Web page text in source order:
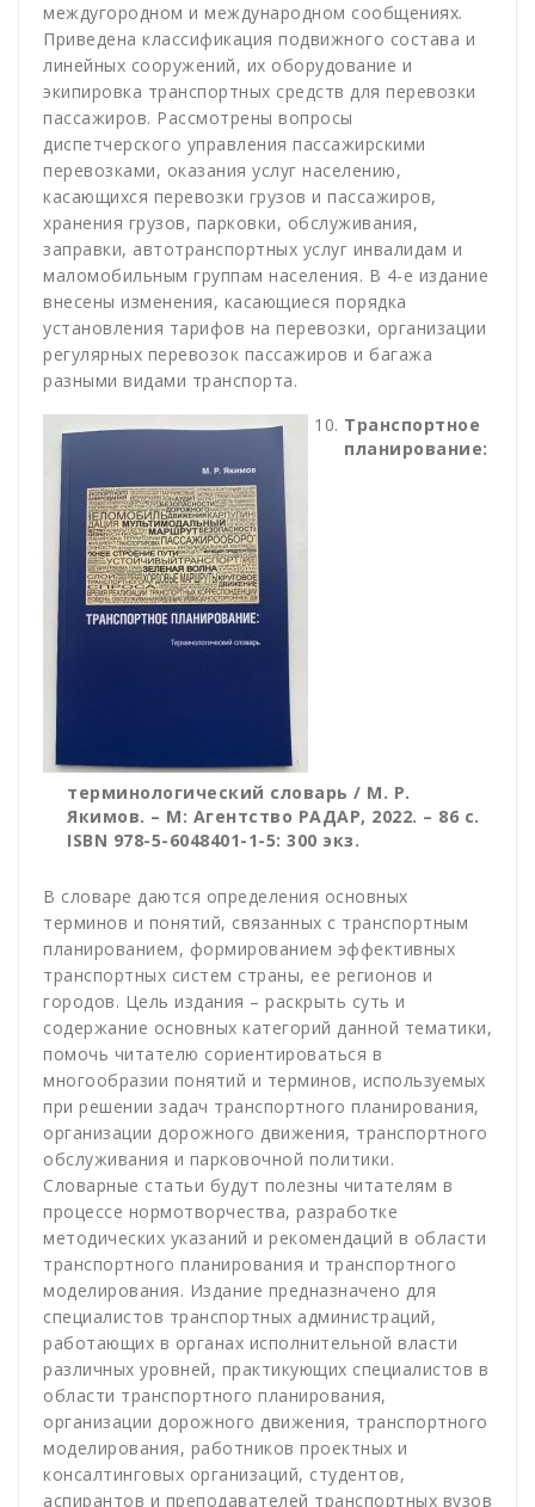
междугородном и международном сообщениях.
Приведена классификация подвижного состава и
линейных сооружений, их оборудование и
экипировка транспортных средств для перевозки
пассажиров. Рассмотрены вопросы
диспетчерского управления пассажирскими
перевозками, оказания услуг населению,
касающихся перевозки грузов и пассажиров,
хранения грузов, парковки, обслуживания,
заправки, автотранспортных услуг инвалидам и
маломобильным группам населения. В 4-е издание
внесены изменения, касающиеся порядка
установления тарифов на перевозки, организации
регулярных перевозок пассажиров и багажа
разными видами транспорта.
Транспортное
планирование:
терминологический словарь / М. Р.
Якимов. – М: Агентство РАДАР, 2022. – 86 с.
ISBN 978-5-6048401-1-5: 300 экз.
В словаре даются определения основных
терминов и понятий, связанных с транспортным
планированием, формированием эффективных
транспортных систем страны, ее регионов и
городов. Цель издания – раскрыть суть и
содержание основных категорий данной тематики,
помочь читателю сориентироваться в
многообразии понятий и терминов, используемых
при решении задач транспортного планирования,
организации дорожного движения, транспортного
обслуживания и парковочной политики.
Словарные статьи будут полезны читателям в
процессе нормотворчества, разработке
методических указаний и рекомендаций в области
транспортного планирования и транспортного
моделирования. Издание предназначено для
специалистов транспортных администраций,
работающих в органах исполнительной власти
различных уровней, практикующих специалистов в
области транспортного планирования,
организации дорожного движения, транспортного
моделирования, работников проектных и
консалтинговых организаций, студентов,
аспирантов и преподавателей транспортных вузов